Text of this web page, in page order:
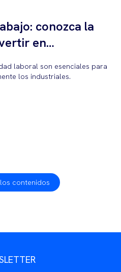
conozca la
en
laboral son esenciales para
los industriales.
contenidos